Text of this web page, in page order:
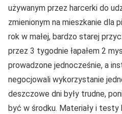
używanym przez harcerki do
zmienionym na mieszkanie dla
rok w małej, bardzo starej
przez 3 tygodnie łapałem 2
prowadzone jednocześnie, a
negocjowali wykorzystanie
deszczowe dni były trudne,
być w środku. Materiały i testy